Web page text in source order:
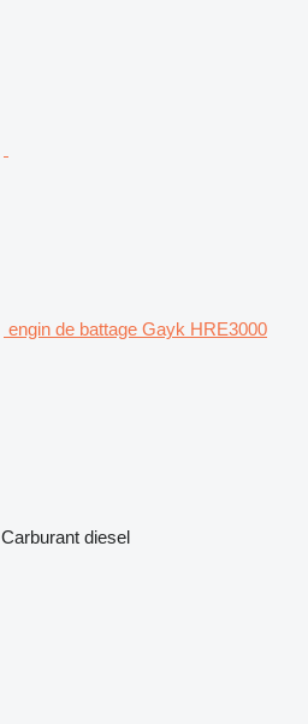
engin de battage Gayk HRE3000
Carburant diesel